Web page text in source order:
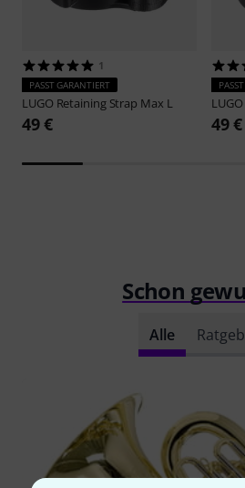
1
PASST GARANTIERT
LUGO Retaining Strap Max L
49 €
LUGO
49 €
Schon
Alle